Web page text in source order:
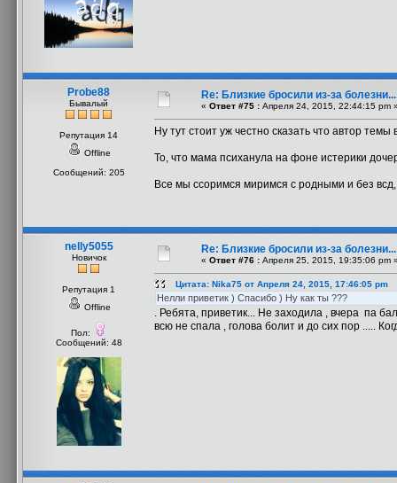
Probe88
Бывалый
Репутация 14
Offline
Сообщений: 205
Re: Близкие бросили из-за
« Ответ #75 : Апреля 24, 2015, 22:44:15 pm
Ну тут стоит уж честно сказать что автор
То, что мама психанула на фоне истерики
Все мы ссоримся миримся с родными и без всд,
nelly5055
Новичок
Репутация 1
Offline
Пол:
Сообщений: 48
Re: Близкие бросили из-за
« Ответ #76 : Апреля 25, 2015, 19:35:06 pm
Цитата: Nika75 от Апреля 24, 2015, 17:46:05 pm
Нелли приветик ) Спасибо ) Ну как ты ???
. Ребята, приветик... Не заходила , вчера па
всю не спала , голова болит и до сих пор .....